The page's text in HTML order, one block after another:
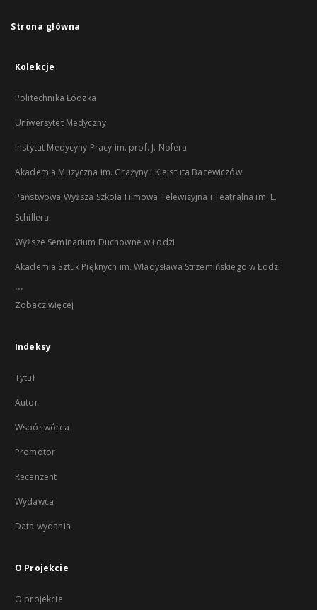
Strona główna
Kolekcje
Politechnika Łódzka
Uniwersytet Medyczny
Instytut Medycyny Pracy im. prof. J. Nofera
Akademia Muzyczna im. Grażyny i Kiejstuta Bacewiczów
Państwowa Wyższa Szkoła Filmowa Telewizyjna i Teatralna im. L.
Schillera
Wyższe Seminarium Duchowne w Łodzi
Akademia Sztuk Pięknych im. Władysława Strzemińskiego w Łodzi
...
Zobacz więcej
Indeksy
Tytuł
Autor
Współtwórca
Promotor
Recenzent
Wydawca
Data wydania
O Projekcie
O projekcie